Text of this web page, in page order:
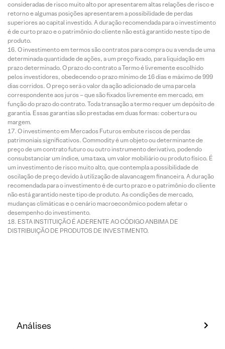
consideradas de risco muito alto por apresentarem altas relações de risco e
retorno e algumas posições apresentarem a possibilidade de perdas
superiores ao capital investido. A duração recomendada para o investimento
é de curto prazo e o patrimônio do cliente não está garantido neste tipo de
produto.
O investimento em termos são contratos para compra ou a venda de uma
determinada quantidade de ações, a um preço fixado, para liquidação em
prazo determinado. O prazo do contrato a Termo é livremente escolhido
pelos investidores, obedecendo o prazo mínimo de 16 dias e máximo de 999
dias corridos. O preço será o valor da ação adicionado de uma parcela
correspondente aos juros – que são fixados livremente em mercado, em
função do prazo do contrato. Toda transação a termo requer um depósito de
garantia. Essas garantias são prestadas em duas formas: cobertura ou
margem.
O investimento em Mercados Futuros embute riscos de perdas
patrimoniais significativos. Commodity é um objeto ou determinante de
preço de um contrato futuro ou outro instrumento derivativo, podendo
consubstanciar um índice, uma taxa, um valor mobiliário ou produto físico. É
um investimento de risco muito alto, que contempla a possibilidade de
oscilação de preço devido à utilização de alavancagem financeira. A duração
recomendada para o investimento é de curto prazo e o patrimônio do cliente
não está garantido neste tipo de produto. As condições de mercado,
mudanças climáticas e o cenário macroeconômico podem afetar o
desempenho do investimento.
ESTA INSTITUIÇÃO É ADERENTE AO CÓDIGO ANBIMA DE
DISTRIBUIÇÃO DE PRODUTOS DE INVESTIMENTO.
Análises